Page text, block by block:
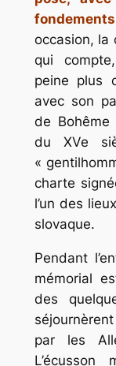
occasion, la
qui
peine plus
avec son
de Bohême
du XVe
«
charte
l’un des
slovaque.
Pendant
mémorial
des
par les